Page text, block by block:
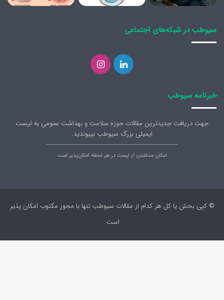
سیوطب در شبکه‌های اجتماعی
لینکدیناینستاگرام
خبرنامه سیوطب
جهت دریافت جدیدترین مقالات حوزه سلامت و بهداشت عمومی به لیست
ایمیلی بزرگ سیوطب بپیوندید.
------------------------------------------------------------------
امکان جداشدن از لیست در هر لحظه امکان‌پذیر است
© کپی بخش یا کل هر کدام از مقالات سیوطب تنها با مجوز مکتوب امکان پذیر
است.